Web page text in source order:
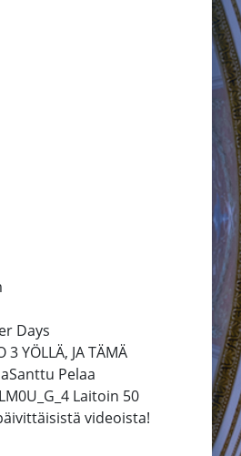
Days
YÖLLÄ, JA TÄMÄ
Pelaa
Laitoin 50
videoista!